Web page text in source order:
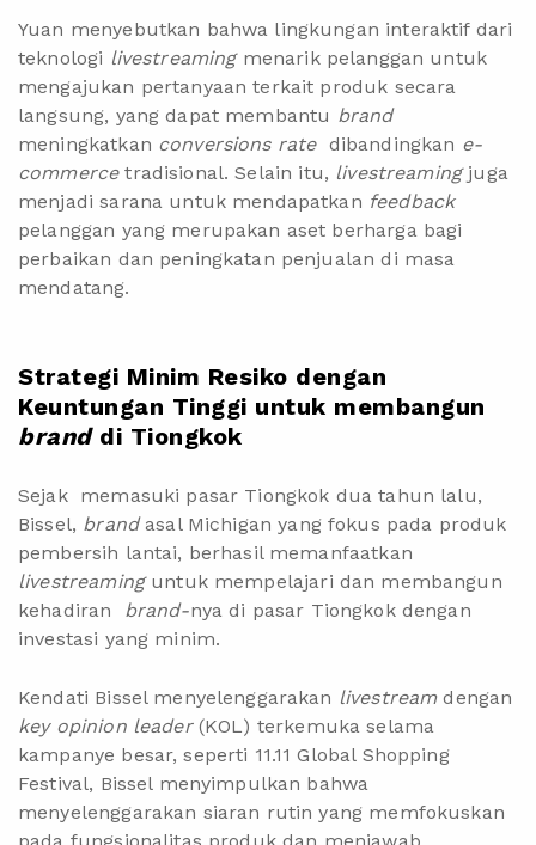
Yuan menyebutkan bahwa lingkungan interaktif dari
teknologi livestreamingmenarik pelanggan untuk
mengajukan pertanyaan terkait produk secara
langsung, yang dapat membantu brand
meningkatkan conversions rate dibandingkan e-
commercetradisional. Selain itu, livestreaming juga
menjadi sarana untuk mendapatkan feedback
pelanggan yang merupakan aset berharga bagi
perbaikan dan peningkatan penjualan di masa
mendatang.
Strategi Minim Resiko dengan
Keuntungan Tinggi untuk membangun
branddi Tiongkok
Sejak memasuki pasar Tiongkok dua tahun lalu,
Bissel, brandasal Michigan yang fokus pada produk
pembersih lantai, berhasil memanfaatkan
livestreaminguntuk mempelajari dan membangun
kehadiran brand-nya di pasar Tiongkok dengan
investasi yang minim.
Kendati Bissel menyelenggarakan livestreamdengan
key opinion leader (KOL) terkemuka selama
kampanye besar, seperti 11.11 Global Shopping
Festival, Bissel menyimpulkan bahwa
menyelenggarakan siaran rutin yang memfokuskan